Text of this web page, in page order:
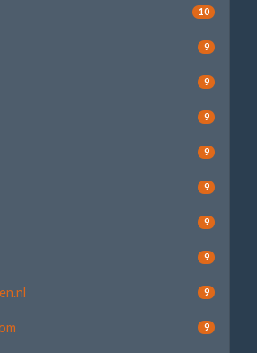
10
9
9
9
9
9
9
9
9
9